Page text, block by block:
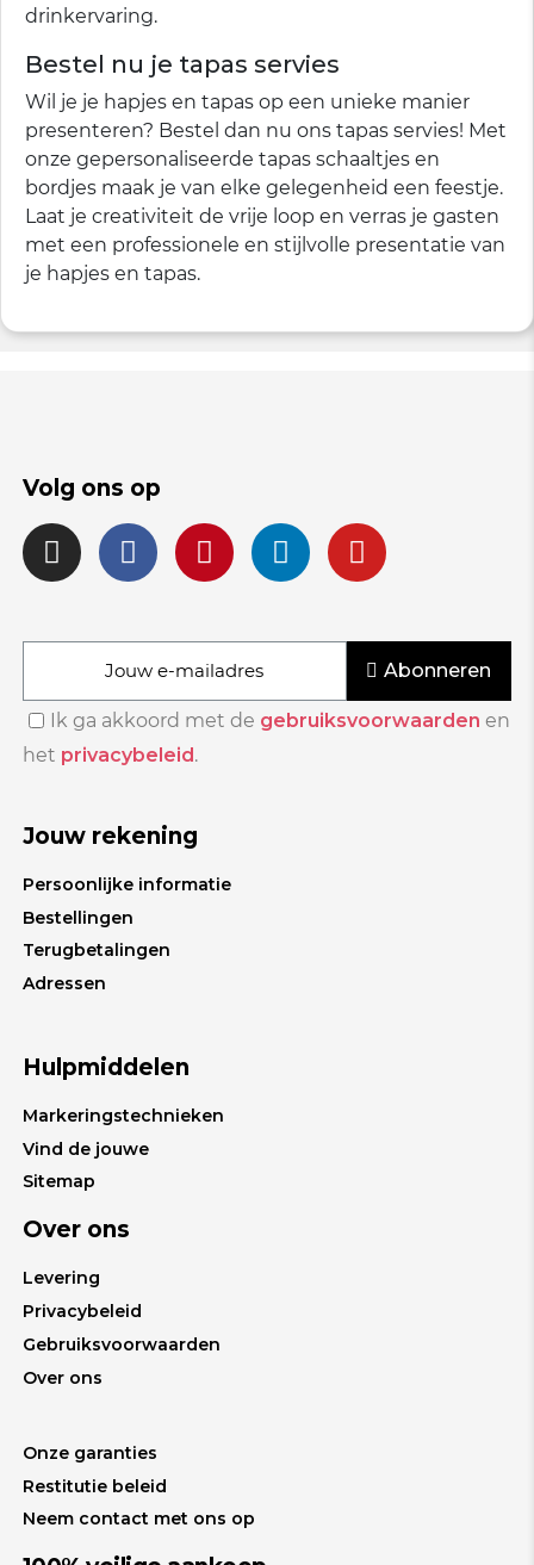
drinkervaring.
Bestel nu je tapas servies
Wil je je hapjes en tapas op een unieke manier
presenteren? Bestel dan nu ons tapas servies! Met
onze gepersonaliseerde tapas schaaltjes en
bordjes maak je van elke gelegenheid een feestje.
Laat je creativiteit de vrije loop en verras je gasten
met een professionele en stijlvolle presentatie van
je hapjes en tapas.
Volg ons op
Abonneren
Ik ga akkoord met de gebruiksvoorwaarden en
het privacybeleid.
Jouw rekening
Persoonlijke informatie
Bestellingen
Terugbetalingen
Adressen
Hulpmiddelen
Markeringstechnieken
Vind de jouwe
Sitemap
Over ons
Levering
Privacybeleid
Gebruiksvoorwaarden
Over ons
Onze garanties
Restitutie beleid
Neem contact met ons op